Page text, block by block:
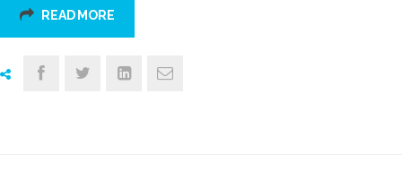
READ MORE